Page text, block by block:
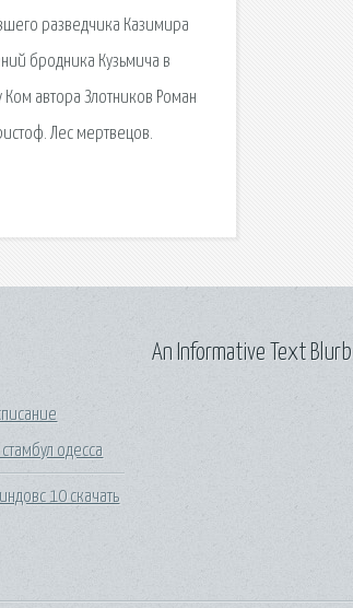
разведчика Казимира
бродника Кузьмича в
автора Злотников Роман
Лес мертвецов.
одесса
10 скачать
An Informative Text Blurb